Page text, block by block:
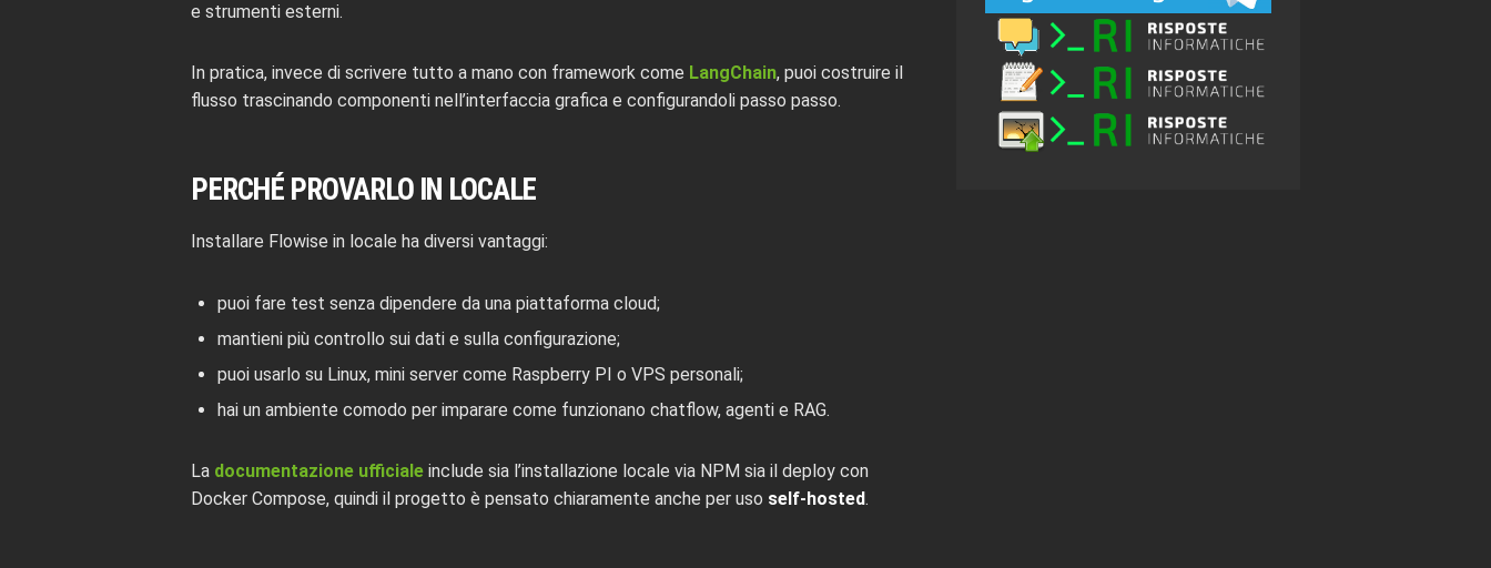
e strumenti esterni.
In pratica, invece di scrivere tutto a mano con framework come LangChain, puoi costruire il
flusso trascinando componenti nell’interfaccia grafica e configurandoli passo passo.
PERCHÉ PROVARLO IN LOCALE
Installare Flowise in locale ha diversi vantaggi:
puoi fare test senza dipendere da una piattaforma cloud;
mantieni più controllo sui dati e sulla configurazione;
puoi usarlo su Linux, mini server come Raspberry PI o VPS personali;
hai un ambiente comodo per imparare come funzionano chatflow, agenti e RAG.
La documentazione ufficiale include sia l’installazione locale via NPM sia il deploy con
Docker Compose, quindi il progetto è pensato chiaramente anche per uso self-hosted.